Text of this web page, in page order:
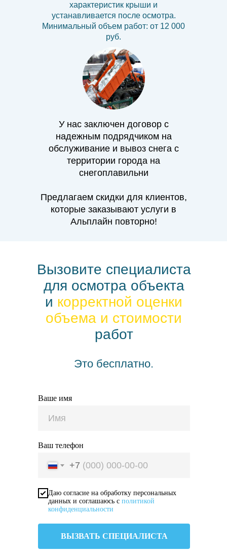
У нас заключен договор с
надежным подрядчиком на
обслуживание и вывоз снега с
территории города на
снегоплавильни
Предлагаем скидки для клиентов,
которые заказывают услуги в
Альплайн повторно!
характеристик крыши и
устанавливается после осмотра.
Минимальный объем работ: от 12 000
руб.
Вызовите специалиста
для осмотра объекта
и корректной оценки
объема и стоимости
работ
Ваше имя
Ваш телефон
+7
Даю согласие на обработку персональных
данных и соглашаюсь с политикой
конфиденциальности
ВЫЗВАТЬ СПЕЦИАЛИСТА
Это бесплатно.